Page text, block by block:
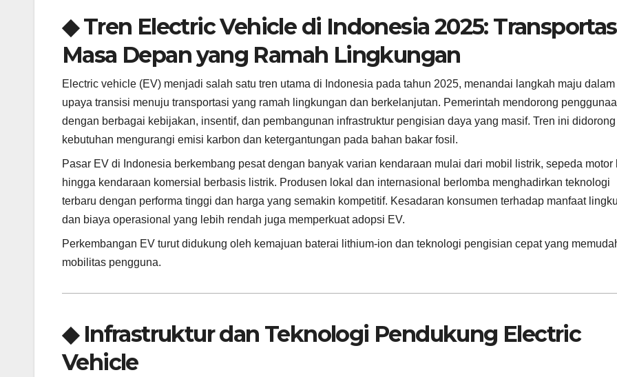
◆ Tren Electric Vehicle di Indonesia 2025:
Masa Depan yang Ramah Lingkungan
Electric vehicle (EV) menjadi salah satu tren utama di Indonesia pada tahun 2025, menandai langkah maju dalam
upaya transisi menuju transportasi yang ramah lingkungan dan berkelanjutan. Pemerintah mendorong
dengan berbagai kebijakan, insentif, dan pembangunan infrastruktur pengisian daya yang masif. Tren ini
kebutuhan mengurangi emisi karbon dan ketergantungan pada bahan bakar fosil.
Pasar EV di Indonesia berkembang pesat dengan banyak varian kendaraan mulai dari mobil listrik, sepeda motor
hingga kendaraan komersial berbasis listrik. Produsen lokal dan internasional berlomba menghadirkan teknologi
terbaru dengan performa tinggi dan harga yang semakin kompetitif. Kesadaran konsumen terhadap manfaat
dan biaya operasional yang lebih rendah juga memperkuat adopsi EV.
Perkembangan EV turut didukung oleh kemajuan baterai lithium-ion dan teknologi pengisian cepat yang
mobilitas pengguna.
◆ Infrastruktur dan Teknologi Pendukung Electric
Vehicle